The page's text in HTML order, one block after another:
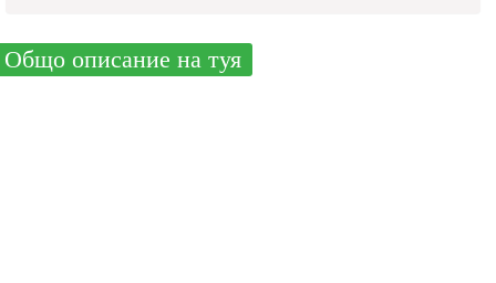
Общо описание на туя